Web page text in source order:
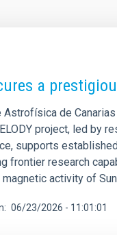
a
de Canarias
project, led by
supports
frontier research
magnetic activity of
06/23/2026 - 11:01:01